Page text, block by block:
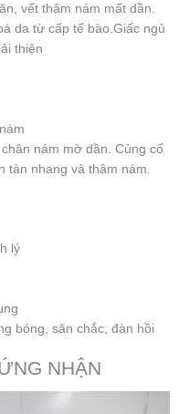
vết thâm nám mất dần.
da từ cấp tế bào.Giấc ngủ
thiện
nám mờ dần. Củng cố
tàn nhang và thâm nám.
lý
bóng, săn chắc, đàn hồi
NHẬN